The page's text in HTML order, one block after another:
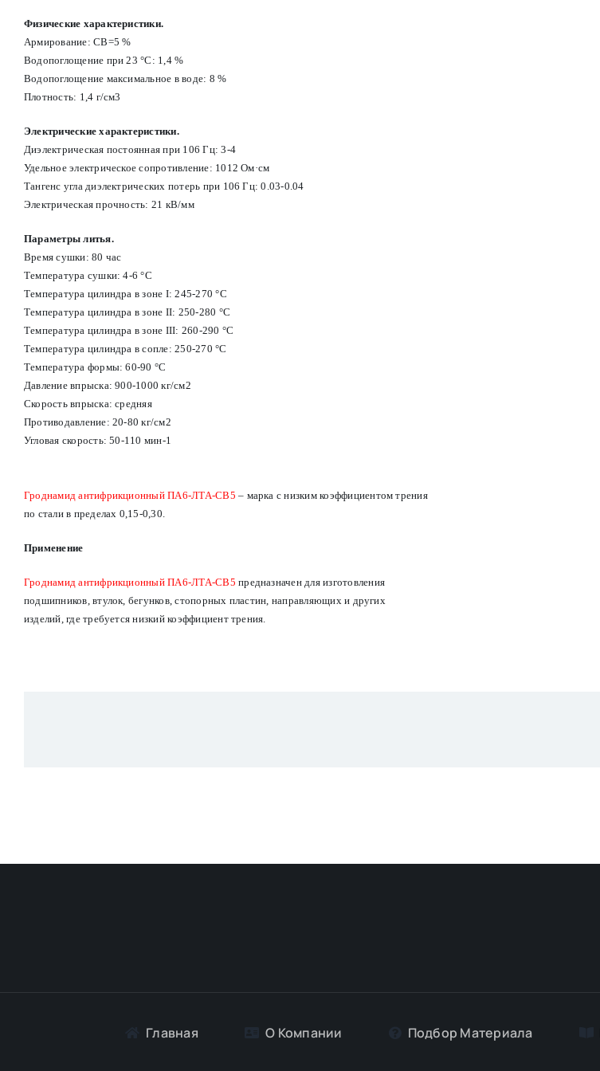
Физические характеристики.
Армирование: СВ=5 %
Водопоглощение при 23 °С: 1,4 %
Водопоглощение максимальное в воде: 8 %
Плотность: 1,4 г/см3
Электрические характеристики.
Диэлектрическая постоянная при 106 Гц: 3-4
Удельное электрическое сопротивление: 1012 Ом·см
Тангенс угла диэлектрических потерь при 106 Гц: 0.03-0.04
Электрическая прочность: 21 кВ/мм
Параметры литья.
Время сушки: 80 час
Температура сушки: 4-6 °С
Температура цилиндра в зоне I: 245-270 °С
Температура цилиндра в зоне II: 250-280 °С
Температура цилиндра в зоне III: 260-290 °С
Температура цилиндра в сопле: 250-270 °С
Температура формы: 60-90 °С
Давление впрыска: 900-1000 кг/см2
Скорость впрыска: средняя
Противодавление: 20-80 кг/см2
Угловая скорость: 50-110 мин-1
Гроднамид антифрикционный ПА6-ЛТА-СВ5 – марка с низким коэффициентом трения
по стали в пределах 0,15-0,30.
Применение
Гроднамид антифрикционный ПА6-ЛТА-СВ5предназначен для изготовления
подшипников, втулок, бегунков, стопорных пластин, направляющих и других
изделий, где требуется низкий коэффициент трения.
Главная О Компании Подбор Материалa